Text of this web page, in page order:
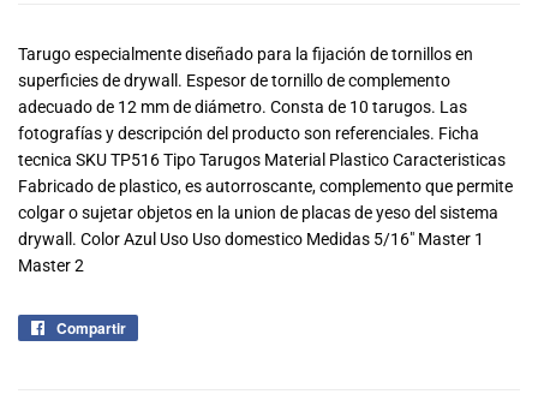
Tarugo especialmente diseñado para la fijación de tornillos en
superficies de drywall. Espesor de tornillo de complemento
adecuado de 12 mm de diámetro. Consta de 10 tarugos. Las
fotografías y descripción del producto son referenciales. Ficha
tecnica SKU TP516 Tipo Tarugos Material Plastico Caracteristicas
Fabricado de plastico, es autorroscante, complemento que permite
colgar o sujetar objetos en la union de placas de yeso del sistema
drywall. Color Azul Uso Uso domestico Medidas 5/16" Master 1
Master 2
Compartir